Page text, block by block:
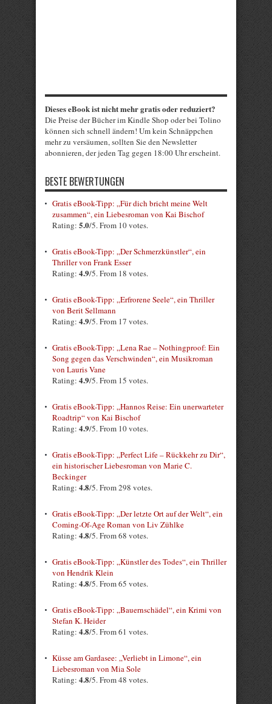
Dieses eBook ist nicht mehr gratis oder reduziert?
Die Preise der Bücher im Kindle Shop oder bei Tolino
können sich schnell ändern! Um kein Schnäppchen
mehr zu versäumen, sollten Sie den Newsletter
abonnieren, der jeden Tag gegen 18:00 Uhr erscheint.
BESTE BEWERTUNGEN
Gratis eBook-Tipp: „Für dich bricht meine Welt
zusammen“, ein Liebesroman von Kai Bischof
Rating: 5.0/5. From 10 votes.
Gratis eBook-Tipp: „Der Schmerzkünstler“, ein
Thriller von Frank Esser
Rating: 4.9/5. From 18 votes.
Gratis eBook-Tipp: „Erfrorene Seele“, ein Thriller
von Berit Sellmann
Rating: 4.9/5. From 17 votes.
Gratis eBook-Tipp: „Lena Rae – Nothingproof: Ein
Song gegen das Verschwinden“, ein Musikroman
von Lauris Vane
Rating: 4.9/5. From 15 votes.
Gratis eBook-Tipp: „Hannos Reise: Ein unerwarteter
Roadtrip“ von Kai Bischof
Rating: 4.9/5. From 10 votes.
Gratis eBook-Tipp: „Perfect Life – Rückkehr zu Dir“,
ein historischer Liebesroman von Marie C.
Beckinger
Rating: 4.8/5. From 298 votes.
Gratis eBook-Tipp: „Der letzte Ort auf der Welt“, ein
Coming-Of-Age Roman von Liv Zühlke
Rating: 4.8/5. From 68 votes.
Gratis eBook-Tipp: „Künstler des Todes“, ein Thriller
von Hendrik Klein
Rating: 4.8/5. From 65 votes.
Gratis eBook-Tipp: „Bauernschädel“, ein Krimi von
Stefan K. Heider
Rating: 4.8/5. From 61 votes.
Küsse am Gardasee: „Verliebt in Limone“, ein
Liebesroman von Mia Sole
Rating: 4.8/5. From 48 votes.